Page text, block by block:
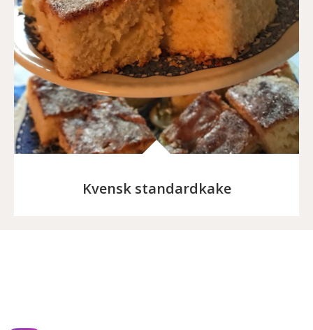
Kvensk standardkake